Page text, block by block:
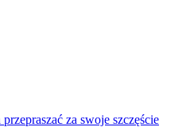
za swoje szczęście